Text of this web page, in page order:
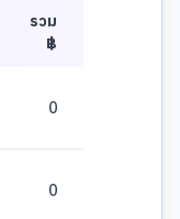
รวม
฿
0
0